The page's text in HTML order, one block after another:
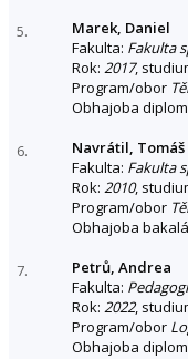
5.
Marek, Daniel
Fakulta: Fakulta
Rok: 2017,
Program/obor
Obhajoba
6.
Navrátil, Tomáš
Fakulta: Fakulta
Rok: 2010,
Program/obor
Obhajoba
7.
Petrů, Andrea
Fakulta:
Rok: 2022,
Program/obor
Obhajoba